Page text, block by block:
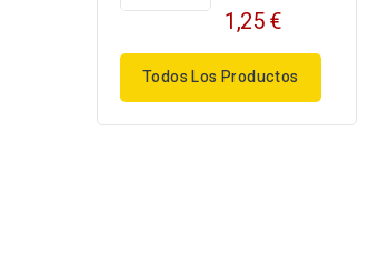
1,25 €
Todos Los Productos